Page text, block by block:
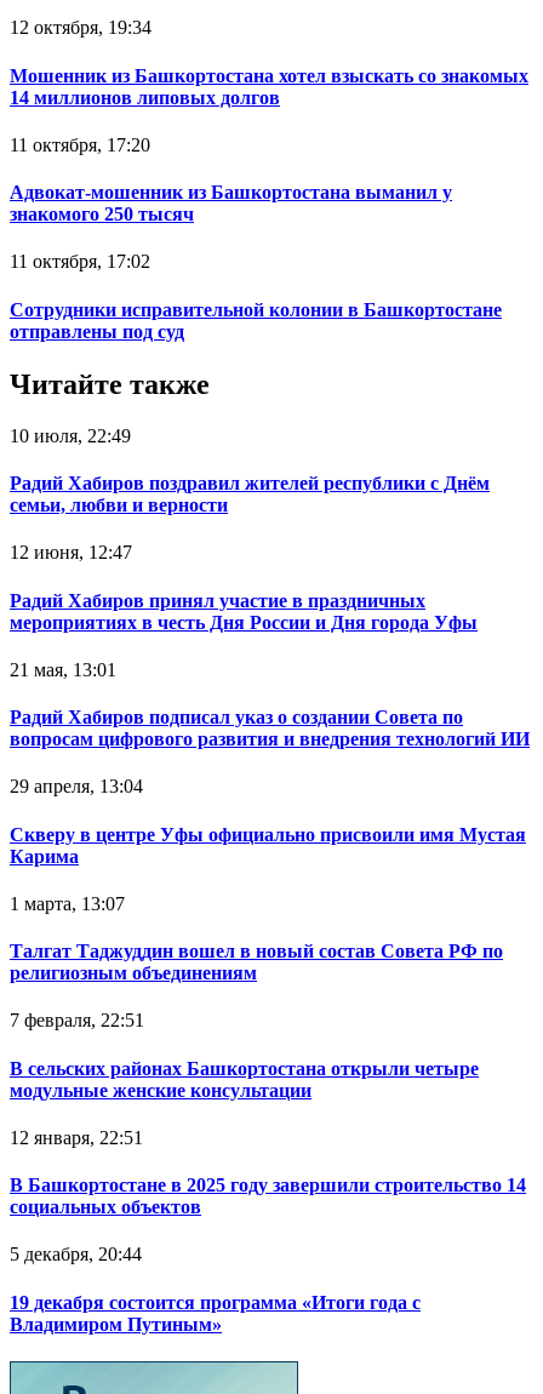
12 октября, 19:34
Мошенник из Башкортостана хотел взыскать со знакомых
14 миллионов липовых долгов
11 октября, 17:20
Адвокат-мошенник из Башкортостана выманил у
знакомого 250 тысяч
11 октября, 17:02
Сотрудники исправительной колонии в Башкортостане
отправлены под суд
Читайте также
10 июля, 22:49
Радий Хабиров поздравил жителей республики с Днём
семьи, любви и верности
12 июня, 12:47
Радий Хабиров принял участие в праздничных
мероприятиях в честь Дня России и Дня города Уфы
21 мая, 13:01
Радий Хабиров подписал указ о создании Совета по
вопросам цифрового развития и внедрения технологий ИИ
29 апреля, 13:04
Скверу в центре Уфы официально присвоили имя Мустая
Карима
1 марта, 13:07
Талгат Таджуддин вошел в новый состав Совета РФ по
религиозным объединениям
7 февраля, 22:51
В сельских районах Башкортостана открыли четыре
модульные женские консультации
12 января, 22:51
В Башкортостане в 2025 году завершили строительство 14
социальных объектов
5 декабря, 20:44
19 декабря состоится программа «Итоги года с
Владимиром Путиным»